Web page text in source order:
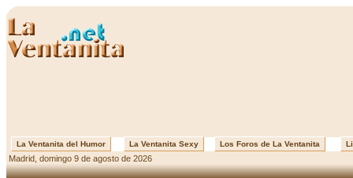
La Ventanita del Humor La Ventanita Sexy Los Foros de La Ventanita
Madrid, domingo 9 de agosto de 2026